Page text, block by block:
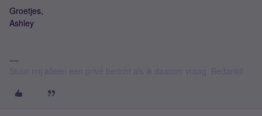
Groetjes,
Ashley